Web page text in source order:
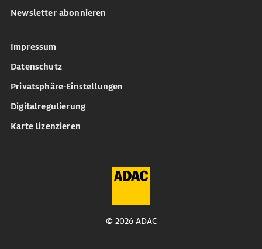
Newsletter abonnieren
Impressum
Datenschutz
Privatsphäre-Einstellungen
Digitalregulierung
Karte lizenzieren
© 2026 ADAC